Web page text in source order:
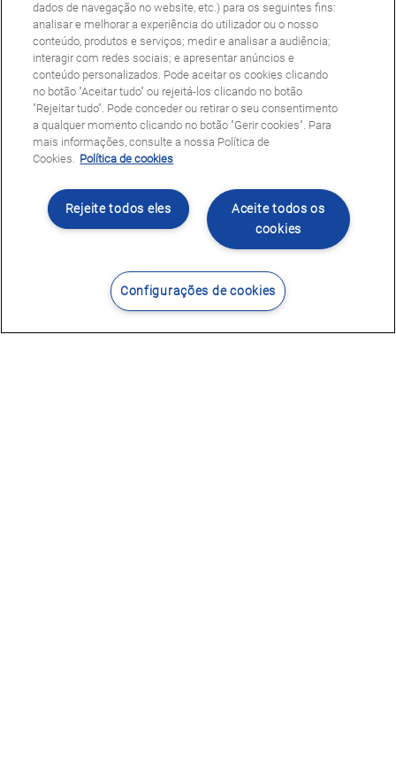
Contacte-nos Encontrar Centro
dados de navegação no website, etc.) para os seguintes fins:
analisar e melhorar a experiência do utilizador ou o nosso
conteúdo, produtos e serviços; medir e analisar a audiência;
interagir com redes sociais; e apresentar anúncios e
conteúdo personalizados. Pode aceitar os cookies clicando
no botão "Aceitar tudo" ou rejeitá-los clicando no botão
"Rejeitar tudo". Pode conceder ou retirar o seu consentimento
a qualquer momento clicando no botão "Gerir cookies". Para
mais informações, consulte a nossa Política de
Cookies. Política de cookies
Aceite todos os
cookies
Rejeite todos eles
Configurações de cookies